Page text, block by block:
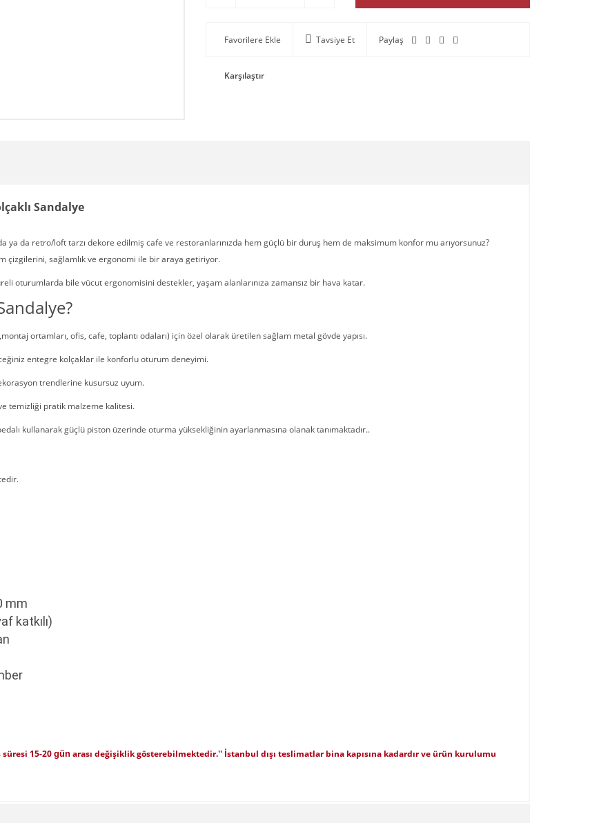
Tavsiye Et Paylaş
Karşılaştır
Sandalye
ya da retro/loft tarzı dekore edilmiş cafe ve restoranlarınızda hem güçlü bir duruş hem de maksimum konfor mu arıyorsunuz?
çizgilerini, sağlamlık ve ergonomi ile bir araya getiriyor.
oturumlarda bile vücut ergonomisini destekler, yaşam alanlarınıza zamansız bir hava katar.
ortamları, ofis, cafe, toplantı odaları) için özel olarak üretilen sağlam metal gövde yapısı.
entegre kolçaklar ile konforlu oturum deneyimi.
trendlerine kusursuz uyum.
temizliği pratik malzeme kalitesi.
kullanarak güçlü piston üzerinde oturma yüksekliğinin ayarlanmasına olanak tanımaktadır..
mm
katkılı)
süresi 15-20 gün arası değişiklik gösterebilmektedir.'' İstanbul dışı teslimatlar bina kapısına kadardır ve ürün kurulumu